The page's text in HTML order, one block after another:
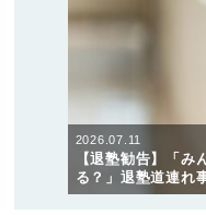
2026.07.11
【退塾勧告】「み
る？」退塾道連れ